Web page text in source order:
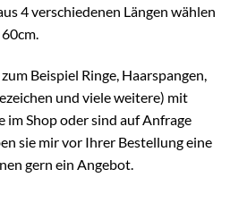
4 verschiedenen Längen wählen
Beispiel Ringe, Haarspangen,
und viele weitere) mit
im Shop oder sind auf Anfrage
sie mir vor Ihrer Bestellung eine
gern ein Angebot.